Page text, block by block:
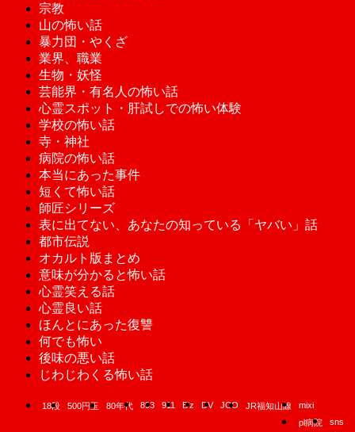
宗教
山の怖い話
暴力団・やくざ
業界、職業
生物・妖怪
芸能界・有名人の怖い話
心霊スポット・肝試しでの怖い体験
学校の怖い話
寺・神社
病院の怖い話
本当にあった事件
短くて怖い話
師匠シリーズ
表に出てない、あなたの知っている「ヤバい」話
都市伝説
オカルト版まとめ
意味が分かると怖い話
心霊笑える話
心霊良い話
ほんとにあった復讐
何でも怖い
後味の悪い話
じわじわくる怖い話
18段 500円玉 80年代 893 911 B'z DV JCO JR福知山線
mixi
pl病院
sns